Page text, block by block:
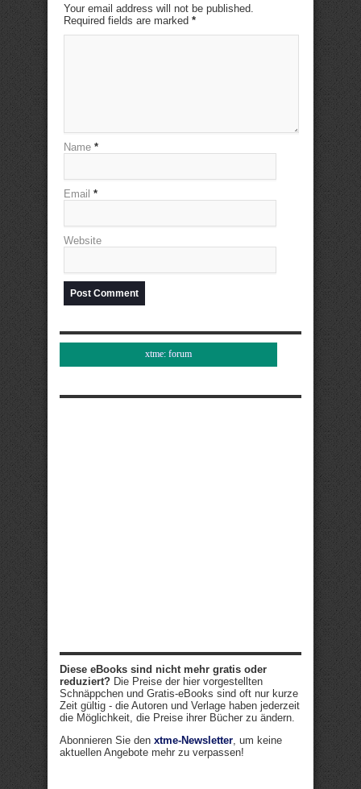
Your email address will not be published.
Required fields are marked *
Name *
Email *
Website
xtme: forum
Diese eBooks sind nicht mehr gratis oder
reduziert? Die Preise der hier vorgestellten
Schnäppchen und Gratis-eBooks sind oft nur kurze
Zeit gültig - die Autoren und Verlage haben jederzeit
die Möglichkeit, die Preise ihrer Bücher zu ändern.
Abonnieren Sie den xtme-Newsletter, um keine
aktuellen Angebote mehr zu verpassen!